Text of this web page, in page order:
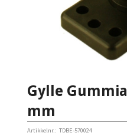
Gylle
mm
Artikkelnr.: TDBE-570024